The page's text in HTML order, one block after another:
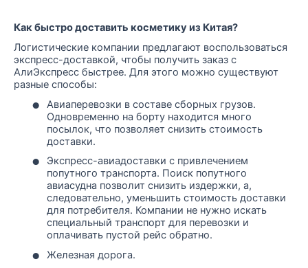
Как быстро доставить косметику из Китая?
Логистические компании предлагают воспользоваться
экспресс-доставкой, чтобы получить заказ с
АлиЭкспресс быстрее. Для этого можно существуют
разные способы:
•
Авиаперевозки в составе сборных грузов.
Одновременно на борту находится много
посылок, что позволяет снизить стоимость
доставки.
•
Экспресс-авиадоставки с привлечением
попутного транспорта. Поиск попутного
авиасудна позволит снизить издержки, а,
следовательно, уменьшить стоимость доставки
для потребителя. Компании не нужно искать
специальный транспорт для перевозки и
оплачивать пустой рейс обратно.
• Железная дорога.